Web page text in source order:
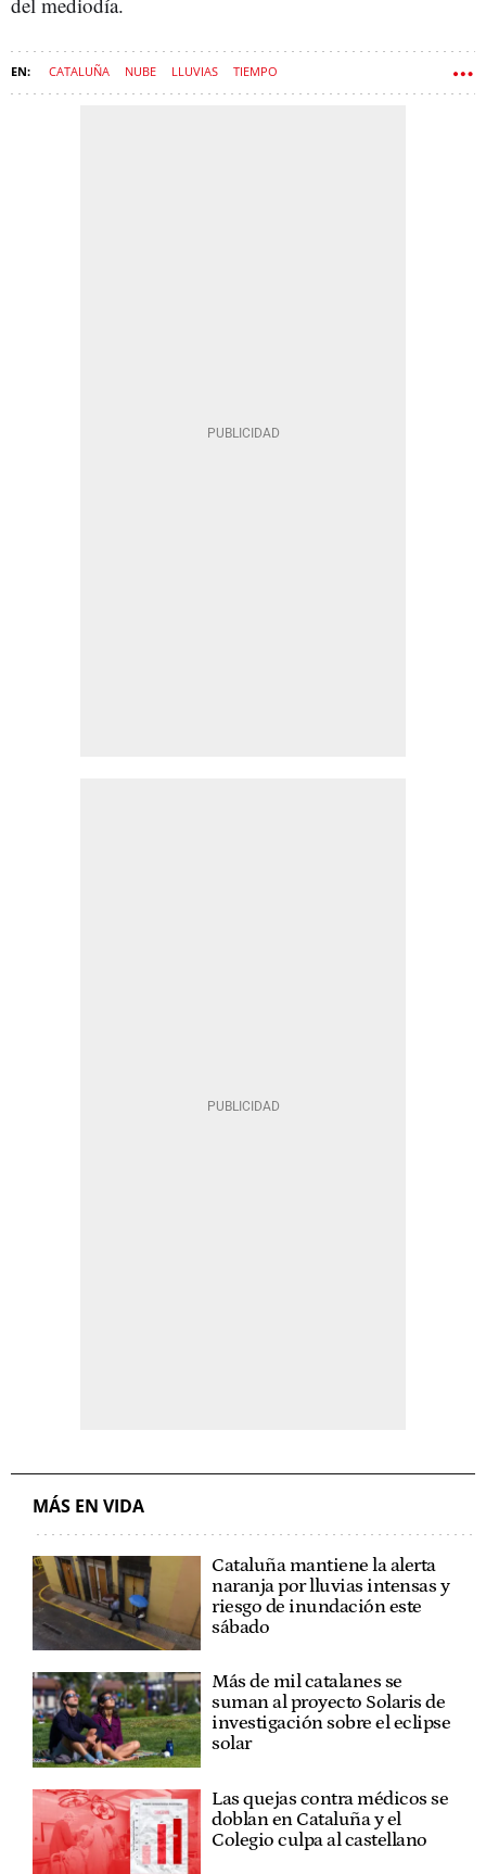
CATALUÑA NUBE LLUVIAS TIEMPO
MÁS EN VIDA
Cataluña mantiene la alerta
naranja por lluvias intensas y
riesgo de inundación este
sábado
Más de mil catalanes se
suman al proyecto Solaris de
investigación sobre el eclipse
solar
Las quejas contra médicos se
doblan en Cataluña y el
Colegio culpa al castellano